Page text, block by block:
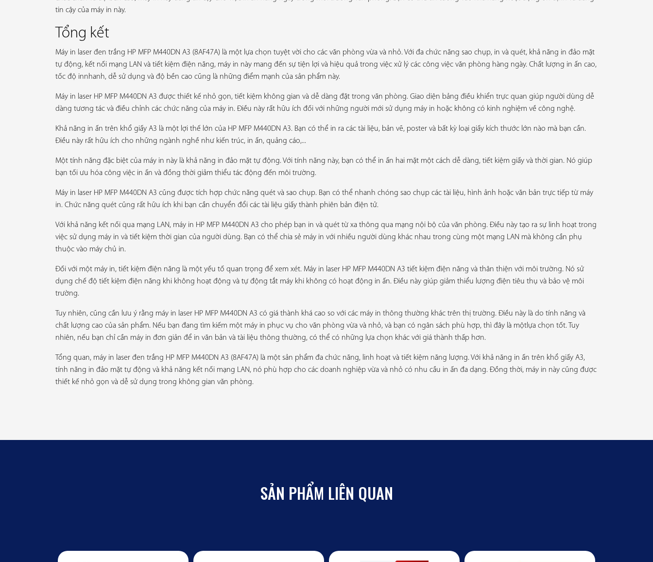
tin cậy của máy in này.
Tổng kết
Máy in laser đen trắng HP MFP M440DN A3 (8AF47A) là một lựa chọn tuyệt vời cho các văn phòng vừa và nhỏ. Với đa chức năng sao chụp, in và quét, khả năng in đảo mặt
tự động, kết nối mạng LAN và tiết kiệm điện năng, máy in này mang đến sự tiện lợi và hiệu quả trong việc xử lý các công việc văn phòng hàng ngày. Chất lượng in ấn cao,
tốc độ innhanh, dễ sử dụng và độ bền cao cũng là những điểm mạnh của sản phẩm này.
Máy in laser HP MFP M440DN A3 được thiết kế nhỏ gọn, tiết kiệm không gian và dễ dàng đặt trong văn phòng. Giao diện bảng điều khiển trực quan giúp người dùng dễ
dàng tương tác và điều chỉnh các chức năng của máy in. Điều này rất hữu ích đối với những người mới sử dụng máy in hoặc không có kinh nghiệm về công nghệ.
Khả năng in ấn trên khổ giấy A3 là một lợi thế lớn của HP MFP M440DN A3. Bạn có thể in ra các tài liệu, bản vẽ, poster và bất kỳ loại giấy kích thước lớn nào mà bạn cần.
Điều này rất hữu ích cho những ngành nghề như kiến trúc, in ấn, quảng cáo,...
Một tính năng đặc biệt của máy in này là khả năng in đảo mặt tự động. Với tính năng này, bạn có thể in ấn hai mặt một cách dễ dàng, tiết kiệm giấy và thời gian. Nó giúp
bạn tối ưu hóa công việc in ấn và đồng thời giảm thiểu tác động đến môi trường.
Máy in laser HP MFP M440DN A3 cũng được tích hợp chức năng quét và sao chụp. Bạn có thể nhanh chóng sao chụp các tài liệu, hình ảnh hoặc văn bản trực tiếp từ máy
in. Chức năng quét cũng rất hữu ích khi bạn cần chuyển đổi các tài liệu giấy thành phiên bản điện tử.
Với khả năng kết nối qua mạng LAN, máy in HP MFP M440DN A3 cho phép bạn in và quét từ xa thông qua mạng nội bộ của văn phòng. Điều này tạo ra sự linh hoạt trong
việc sử dụng máy in và tiết kiệm thời gian của người dùng. Bạn có thể chia sẻ máy in với nhiều người dùng khác nhau trong cùng một mạng LAN mà không cần phụ
thuộc vào máy chủ in.
Đối với một máy in, tiết kiệm điện năng là một yếu tố quan trọng để xem xét. Máy in laser HP MFP M440DN A3 tiết kiệm điện năng và thân thiện với môi trường. Nó sử
dụng chế độ tiết kiệm điện năng khi không hoạt động và tự động tắt máy khi không có hoạt động in ấn. Điều này giúp giảm thiểu lượng điện tiêu thụ và bảo vệ môi
trường.
Tuy nhiên, cũng cần lưu ý rằng máy in laser HP MFP M440DN A3 có giá thành khá cao so với các máy in thông thường khác trên thị trường. Điều này là do tính năng và
chất lượng cao của sản phẩm. Nếu bạn đang tìm kiếm một máy in phục vụ cho văn phòng vừa và nhỏ, và bạn có ngân sách phù hợp, thì đây là mộtlựa chọn tốt. Tuy
nhiên, nếu bạn chỉ cần máy in đơn giản để in văn bản và tài liệu thông thường, có thể có những lựa chọn khác với giá thành thấp hơn.
Tổng quan, máy in laser đen trắng HP MFP M440DN A3 (8AF47A) là một sản phẩm đa chức năng, linh hoạt và tiết kiệm năng lượng. Với khả năng in ấn trên khổ giấy A3,
tính năng in đảo mặt tự động và khả năng kết nối mạng LAN, nó phù hợp cho các doanh nghiệp vừa và nhỏ có nhu cầu in ấn đa dạng. Đồng thời, máy in này cũng được
thiết kế nhỏ gọn và dễ sử dụng trong không gian văn phòng.
SẢN PHẨM LIÊN QUAN